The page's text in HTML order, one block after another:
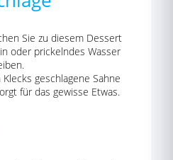
Sie zu diesem Dessert
oder prickelndes Wasser
Klecks geschlagene Sahne
für das gewisse Etwas.